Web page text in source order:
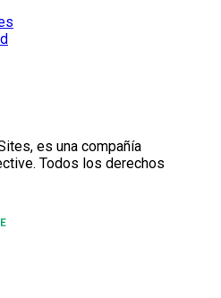
es una compañía
Todos los derechos